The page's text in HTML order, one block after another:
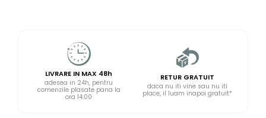
LIVRARE IN MAX 48h
adesea in 24h, pentru
comenzile plasate pana la
ora 14:00
RETUR GRATUIT
daca nu iti vine sau nu iti
place, il luam inapoi gratuit*